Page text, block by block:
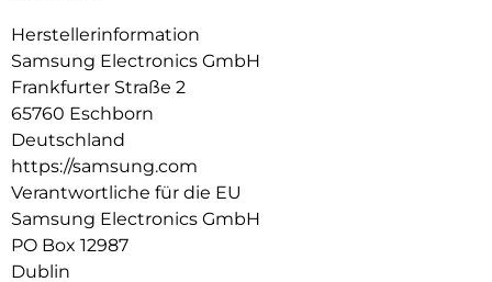
Herstellerinformation
Samsung Electronics GmbH
Frankfurter Straße 2
65760 Eschborn
Deutschland
https://samsung.com
Verantwortliche für die EU
Samsung Electronics GmbH
PO Box 12987
Dublin